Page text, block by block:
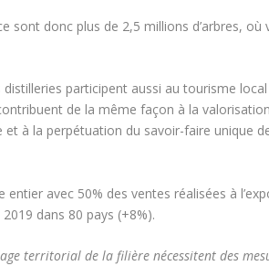
sont donc plus de 2,5 millions d’arbres, où
participent aussi au tourisme
de la même façon à la
et à la perpétuation du savoir-faire unique
avec 50% des ventes réalisées à
dans 80 pays (+8%).
territorial de la filière nécessitent des